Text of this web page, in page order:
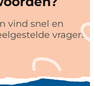
vind snel en
vragen.